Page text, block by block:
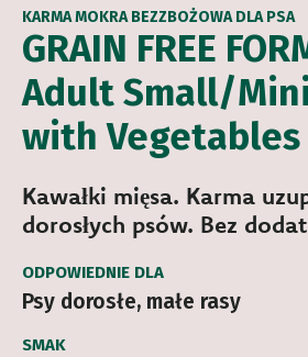
GRAIN FREE
Adult Small/Mini
with Vegetables
KARMA MOKRA BEZZBOŻOWA DLA PSA
Kawałki mięsa. Karma
dorosłych psów. Bez
ODPOWIEDNIE DLA
Psy dorosłe, małe rasy
SMAK